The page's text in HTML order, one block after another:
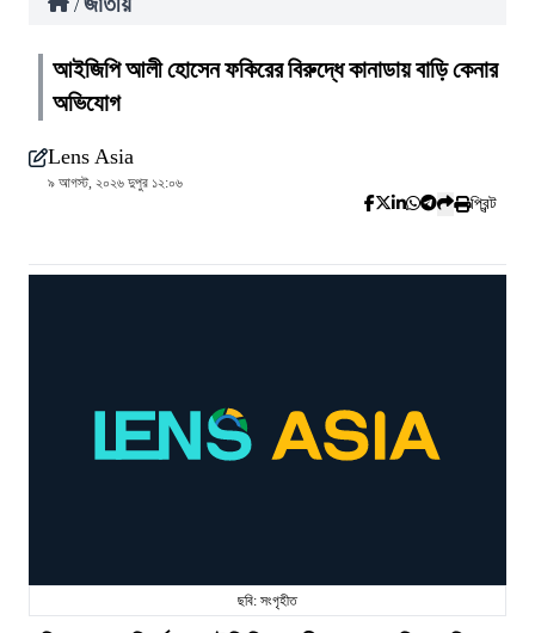
/
আইজিপি আলী হোসেন ফকিরের বিরুদ্ধে কানাডায় বাড়ি কেনার
অভিযোগ
Lens Asia
৯ আগস্ট, ২০২৬ দুপুর ১২:০৬
প্রিন্ট
ছবি: সংগৃহীত